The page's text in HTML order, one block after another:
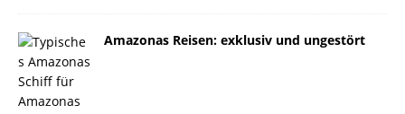
Amazonas Reisen: exklusiv und ungestört